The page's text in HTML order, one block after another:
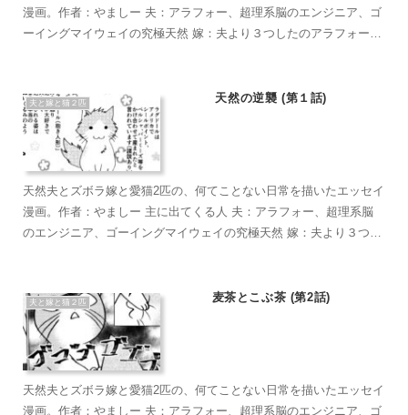
漫画。作者：やましー 夫：アラフォー、超理系脳のエンジニア、ゴ
ーイングマイウェイの究極天然 嫁：夫より３つしたのアラフォー、
えん坊のもふもふ こぶ茶：抱っこが大好きラグドール。遊びへの欲
求がすごい。やりたい放題のバ…やんちゃ坊主
夫と嫁と猫２匹 天然の逆襲 (第１話)
天然夫とズボラ嫁と愛猫2匹の、何てことない日常を描いたエッセイ
漫画。作者：やましー 主に出てくる人 夫：アラフォー、超理系脳
のエンジニア、ゴーイングマイウェイの究極天然 嫁：夫より３つし
ごい。穏やかで甘えん坊のもふもふ こぶ茶：抱っこが大好きラグド
ール。遊びへの欲求がすごい。やりたい放題のバ…やんちゃ坊主
夫と嫁と猫２匹 麦茶とこぶ茶 (第2話)
天然夫とズボラ嫁と愛猫2匹の、何てことない日常を描いたエッセイ
漫画。作者：やましー 夫：アラフォー、超理系脳のエンジニア、ゴ